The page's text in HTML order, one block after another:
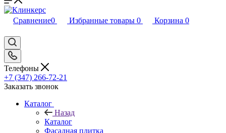
Сравнение0 Избранные товары 0 Корзина 0
Телефоны
+7 (347) 266-72-21
Заказать звонок
Каталог
Назад
Каталог
Фасадная плитка